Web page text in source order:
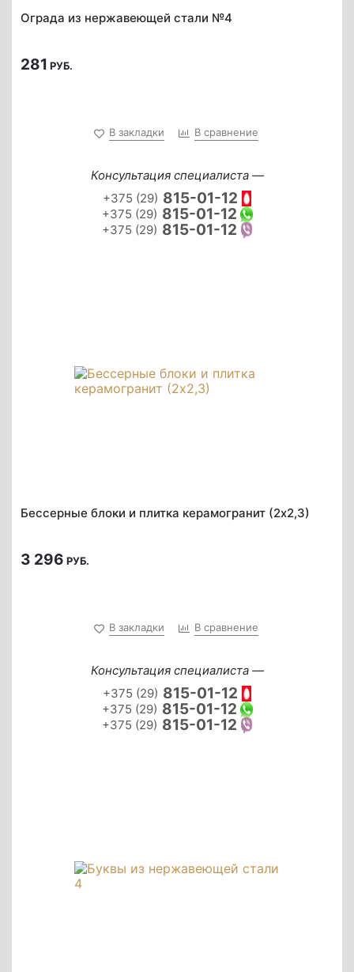
Ограда из нержавеющей стали №4
281 РУБ.
В закладки В сравнение
Консультация специалиста —
+375 (29) 815-01-12
+375 (29) 815-01-12
+375 (29) 815-01-12
Бессерные блоки и плитка керамогранит (2х2,3)
3 296 РУБ.
В закладки В сравнение
Консультация специалиста —
+375 (29) 815-01-12
+375 (29) 815-01-12
+375 (29) 815-01-12